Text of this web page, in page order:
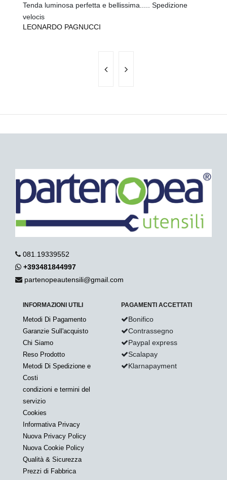
Tenda luminosa perfetta e bellissima..... Spedizione
velocis
LEONARDO PAGNUCCI
081.19339552
+393481844997
partenopeautensili@gmail.com
INFORMAZIONI UTILI
Metodi Di Pagamento
Garanzie Sull'acquisto
Chi Siamo
Reso Prodotto
Metodi Di Spedizione e
Costi
condizioni e termini del
servizio
Cookies
Informativa Privacy
Nuova Privacy Policy
Nuova Cookie Policy
Qualità & Sicurezza
Prezzi di Fabbrica
PAGAMENTI ACCETTATI
Bonifico
Contrassegno
Paypal express
Scalapay
Klarnapayment